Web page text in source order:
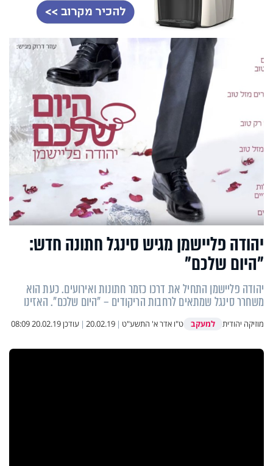
יהודה פליישמן מגיש סינגל חתונה חדש:
"היום שלכם"
יהודה פליישמן התחיל את דרכו כזמר חתונות ואירועים. כעת הוא
משחרר סינגל שמתאים לרחבות הריקודים – "היום שלכם". האזינו
מוזיקה יהודית למעקב ט"ו אדר א' התשע"ט |
20.02.19
| עודכן20.02.19 08:09